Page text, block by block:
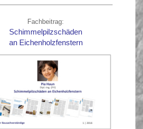
Fachbeitrag:
Schimmelpilzschäden
an Eichenholzfenstern